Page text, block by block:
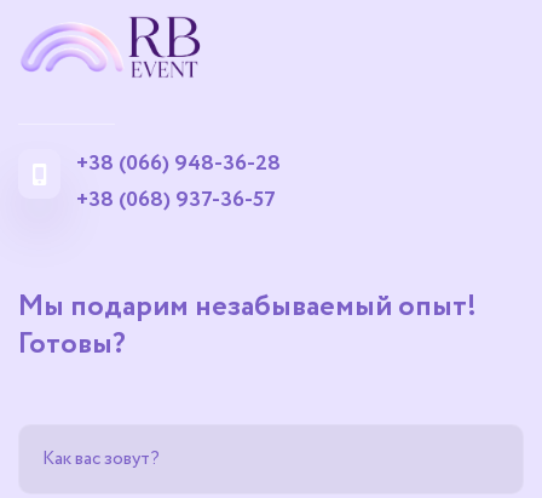
Мы подарим незабываемый опыт!
Готовы?
+38 (066) 948-36-28
+38 (068) 937-36-57